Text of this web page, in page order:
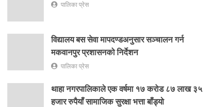
पालिका प्रेस
विद्यालय बस सेवा मापदण्डअनुसार सञ्चालन गर्न
मकवानपुर प्रशासनको निर्देशन
पालिका प्रेस
थाहा नगरपालिकाले एक वर्षमा १७ करोड ८७ लाख ३५
हजार रुपैयाँ सामाजिक सुरक्षा भत्ता बाँड्यो